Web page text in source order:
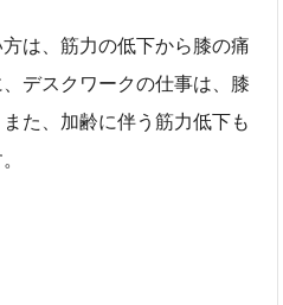
は、筋力の低下から膝の痛
デスクワークの仕事は、膝
た、加齢に伴う筋力低下も